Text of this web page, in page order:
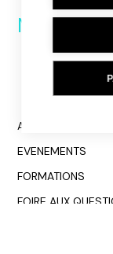
pageNos
Organisation
ACTUALITÉS
EVENEMENTS
FORMATIONS
FOIRE AUX